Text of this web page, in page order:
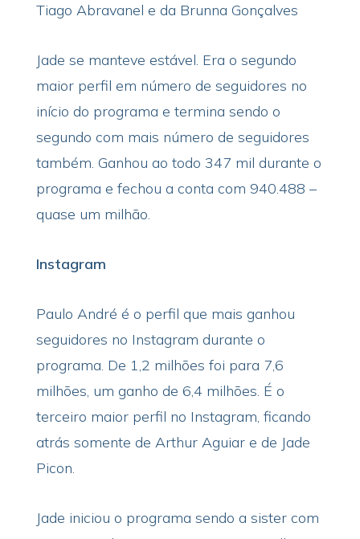
Tiago Abravanel e da Brunna Gonçalves
Jade se manteve estável. Era o segundo
maior perfil em número de seguidores no
início do programa e termina sendo o
segundo com mais número de seguidores
também. Ganhou ao todo 347 mil durante o
programa e fechou a conta com 940.488 –
quase um milhão.
Instagram
Paulo André é o perfil que mais ganhou
seguidores no Instagram durante o
programa. De 1,2 milhões foi para 7,6
milhões, um ganho de 6,4 milhões. É o
terceiro maior perfil no Instagram, ficando
atrás somente de Arthur Aguiar e de Jade
Picon.
Jade iniciou o programa sendo a sister com